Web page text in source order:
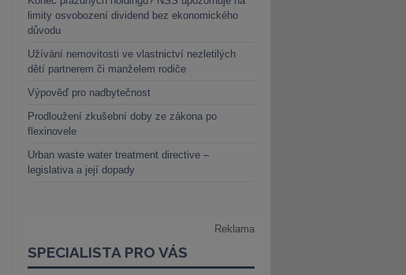
limity osvobození dividend bez ekonomického
důvodu
Užívání nemovitosti ve vlastnictví nezletilých
dětí partnerem či manželem rodiče
Výpověď pro nadbytečnost
Prodloužení zkušební doby ze zákona po
flexinovele
Urban waste water treatment directive –
legislativa a její dopady